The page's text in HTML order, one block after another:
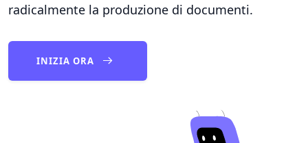
radicalmente la produzione di documenti.
INIZIA ORA